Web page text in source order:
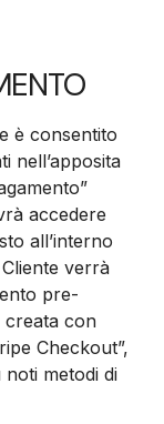
è consentito
nell’apposita
accedere
all’interno
verrà
pre-
creata con
Checkout”,
metodi di